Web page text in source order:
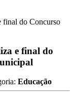
final do Concurso
e final do
Educação